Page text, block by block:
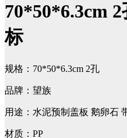
70*50*6.3cm
标
规格：70*50*6.3cm 2孔
品牌：望族
用途：水泥预制盖板 鹅卵石
材质：PP